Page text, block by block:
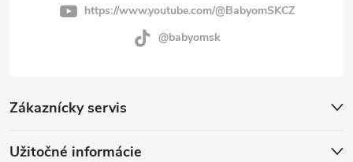
Zákaznícky servis
Užitočné informácie
https://www.youtube.com/@BabyomSKCZ
@babyomsk